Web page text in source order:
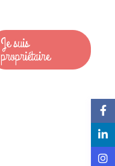
Je suis
propriétaire